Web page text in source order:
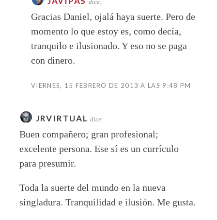
dice:
Gracias Daniel, ojalá haya suerte. Pero de
momento lo que estoy es, como decía,
tranquilo e ilusionado. Y eso no se paga
con dinero.
VIERNES, 15 FEBRERO DE 2013 A LAS 9:48 PM
JRVIRTUAL dice:
Buen compañero; gran profesional;
excelente persona. Ese sí es un currículo
para presumir.
Toda la suerte del mundo en la nueva
singladura. Tranquilidad e ilusión. Me gusta.